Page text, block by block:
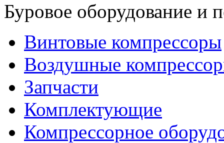
Буровое оборудование и
Винтовые компрессоры
Воздушные
Запчасти
Комплектующие
Компрессорное